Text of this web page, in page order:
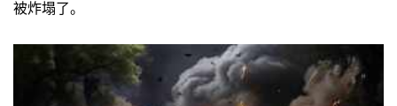
被炸塌了。